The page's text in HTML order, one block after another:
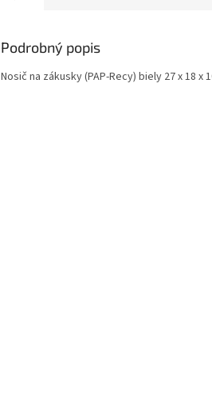
Podrobný popis
Nosič na zákusky (PAP-Recy) biely 27 x 18 x